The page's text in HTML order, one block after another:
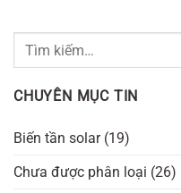
CHUYÊN MỤC TIN
Biến tần solar(19)
Chưa được phân loại (26)